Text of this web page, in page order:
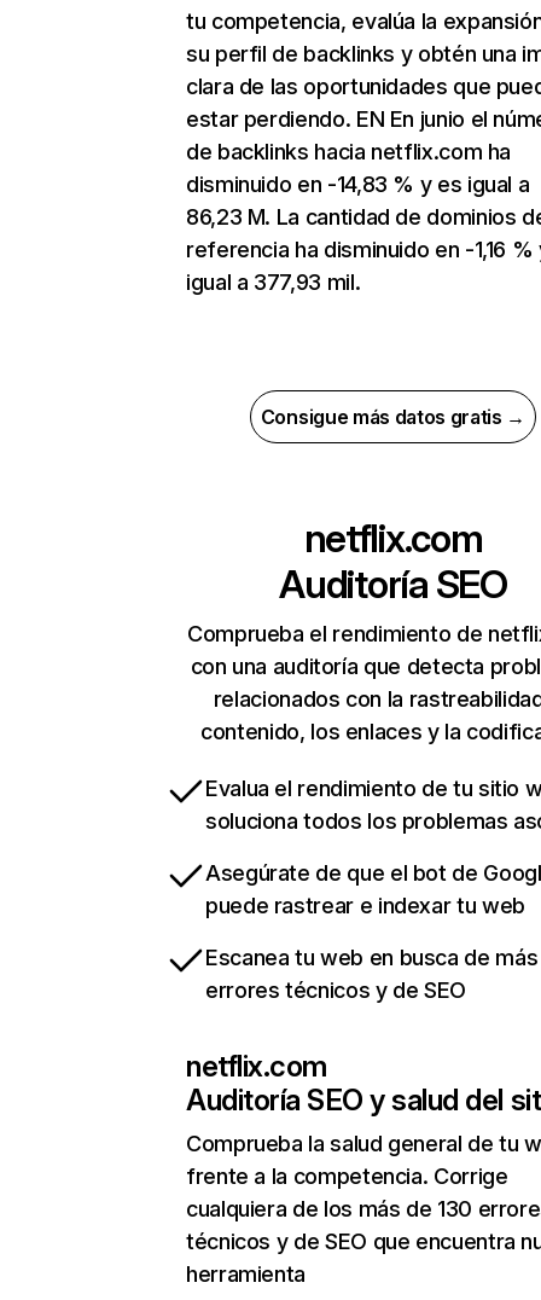
tu competencia, evalúa la
su perfil de backlinks y obtén una
clara de las oportunidades que
estar perdiendo. EN En junio el
de backlinks hacia netflix.com ha
disminuido en -14,83 % y es igual a
86,23 M. La cantidad de dominios
referencia ha disminuido en -1,16 %
igual a 377,93 mil.
Consigue más datos gratis →
netflix.com
Auditoría SEO
Comprueba el rendimiento de
con una auditoría que detecta
relacionados con la
contenido, los enlaces y la
Evalua el rendimiento de tu sitio
soluciona todos los problemas
Asegúrate de que el bot de
puede rastrear e indexar tu web
Escanea tu web en busca de
errores técnicos y de SEO
netflix.com
Auditoría SEO y salud del
Comprueba la salud general de tu
frente a la competencia. Corrige
cualquiera de los más de 130
técnicos y de SEO que encuentra
herramienta